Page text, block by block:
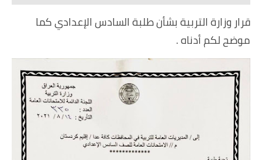
قرار وزارة التربية بشأن طلبة السادس الإعدادي كما
موضح لكم أدناه .